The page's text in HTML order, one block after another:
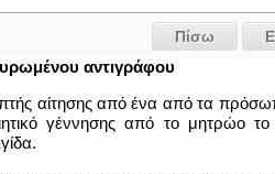
Πίσω
αντιγράφου
αίτησης από ένα από τα
γέννησης από το μητρώο